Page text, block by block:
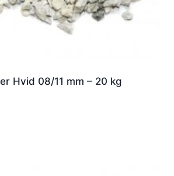
Hvid 08/11 mm – 20 kg